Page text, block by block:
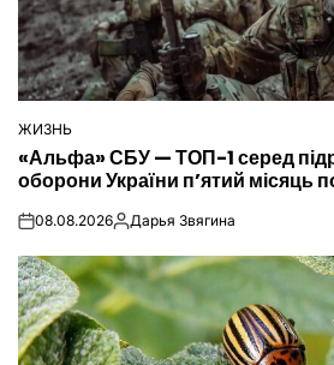
ОПУБЛІКУВАТИ
У
ЖИЗНЬ
«Альфа» СБУ — ТОП-1 серед
оборони України п’ятий місяць
on08.08.2026Опубліковано
Дарья Звягина